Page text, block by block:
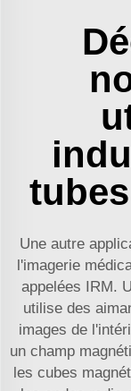
Une autre
l'imagerie
appelées IRM.
utilise des
images de
un champ
les cubes